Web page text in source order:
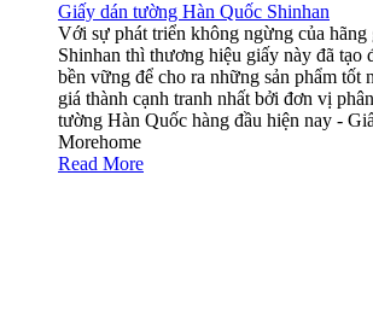
Giấy dán tường Hàn Quốc Shinhan
Với sự phát triển không ngừng của hãng
Shinhan thì thương hiệu giấy này đã tạo
bền vững để cho ra những sản phẩm tốt
giá thành cạnh tranh nhất bởi đơn vị
tường Hàn Quốc hàng đầu hiện nay -
Morehome
Read More